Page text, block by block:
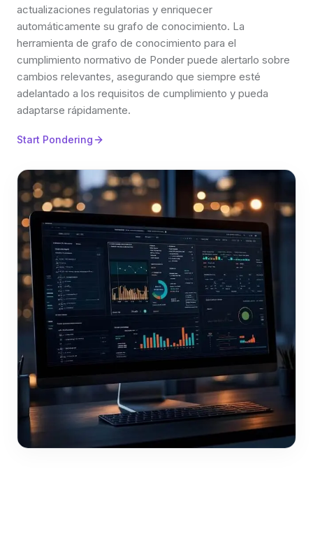
actualizaciones regulatorias y enriquecer
automáticamente su grafo de conocimiento. La
herramienta de grafo de conocimiento para el
cumplimiento normativo de Ponder puede alertarlo sobre
cambios relevantes, asegurando que siempre esté
adelantado a los requisitos de cumplimiento y pueda
adaptarse rápidamente.
Start Pondering